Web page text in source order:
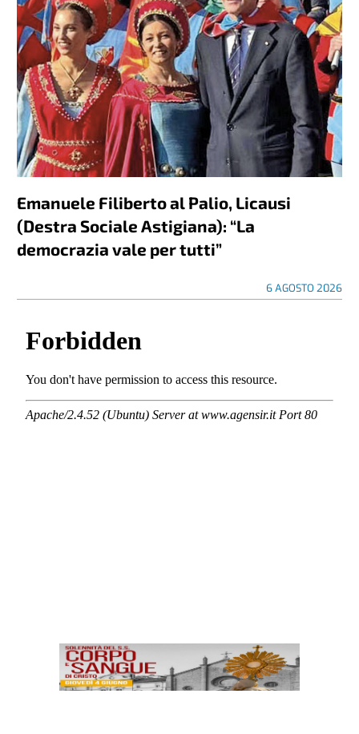
Emanuele Filiberto al Palio, Licausi
(Destra Sociale Astigiana): “La
democrazia vale per tutti”
6 AGOSTO 2026